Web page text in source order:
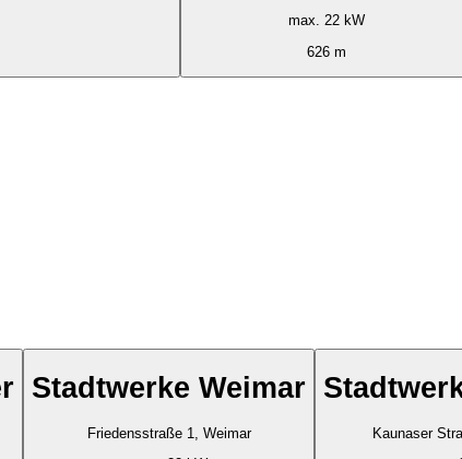
max. 22 kW
626 m
Stadtwerke Weimar
Friedensstraße 1, Weimar
Kaunaser